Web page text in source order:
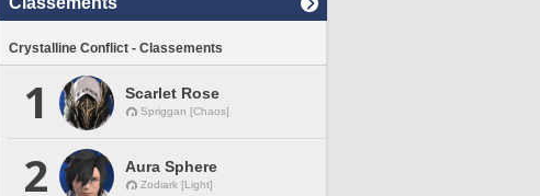
Crystalline Conflict - Classements
1 Scarlet Rose
Spriggan [Chaos]
2 Aura Sphere
Zodiark [Light]